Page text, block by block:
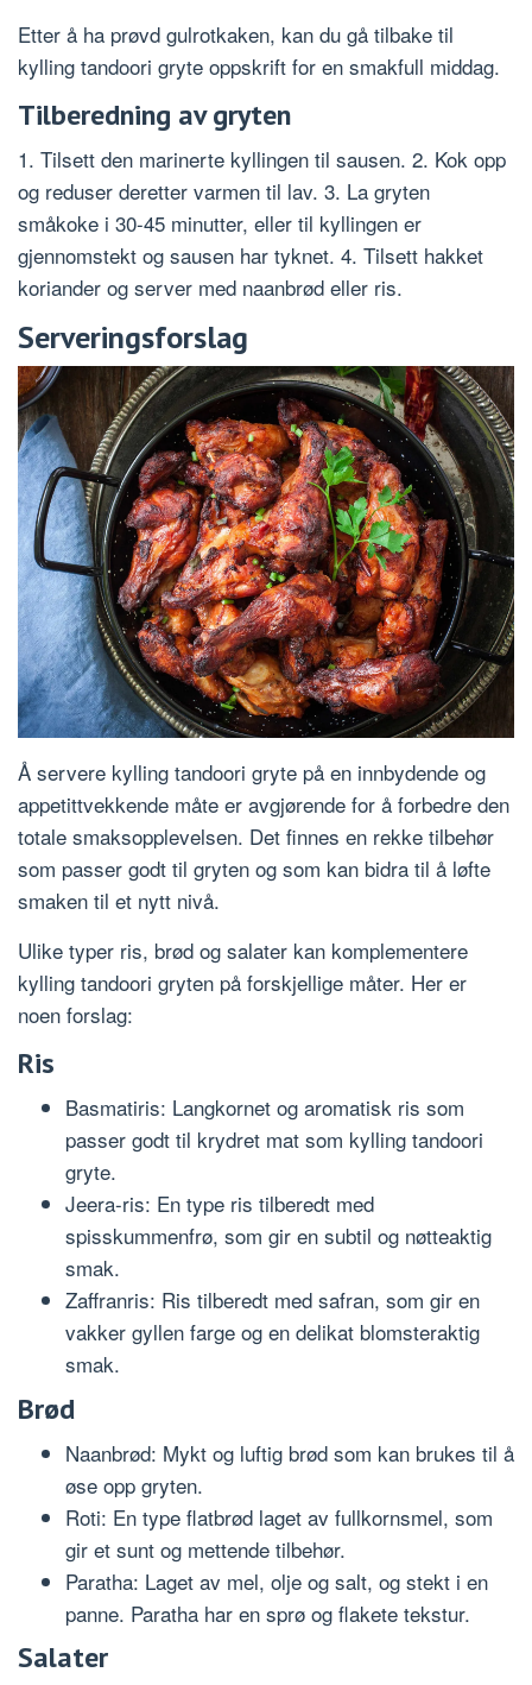
Etter å ha prøvd gulrotkaken, kan du gå tilbake til
kylling tandoori gryte oppskrift for en smakfull middag.
Tilberedning av gryten
1. Tilsett den marinerte kyllingen til sausen. 2. Kok opp
og reduser deretter varmen til lav. 3. La gryten
småkoke i 30-45 minutter, eller til kyllingen er
gjennomstekt og sausen har tyknet. 4. Tilsett hakket
koriander og server med naanbrød eller ris.
Serveringsforslag
Å servere kylling tandoori gryte på en innbydende og
appetittvekkende måte er avgjørende for å forbedre den
totale smaksopplevelsen. Det finnes en rekke tilbehør
som passer godt til gryten og som kan bidra til å løfte
smaken til et nytt nivå.
Ulike typer ris, brød og salater kan komplementere
kylling tandoori gryten på forskjellige måter. Her er
noen forslag:
Ris
Basmatiris: Langkornet og aromatisk ris som
passer godt til krydret mat som kylling tandoori
gryte.
Jeera-ris: En type ris tilberedt med
spisskummenfrø, som gir en subtil og nøtteaktig
smak.
Zaffranris: Ris tilberedt med safran, som gir en
vakker gyllen farge og en delikat blomsteraktig
smak.
Brød
Naanbrød: Mykt og luftig brød som kan brukes til å
øse opp gryten.
Roti: En type flatbrød laget av fullkornsmel, som
gir et sunt og mettende tilbehør.
Paratha: Laget av mel, olje og salt, og stekt i en
panne. Paratha har en sprø og flakete tekstur.
Salater